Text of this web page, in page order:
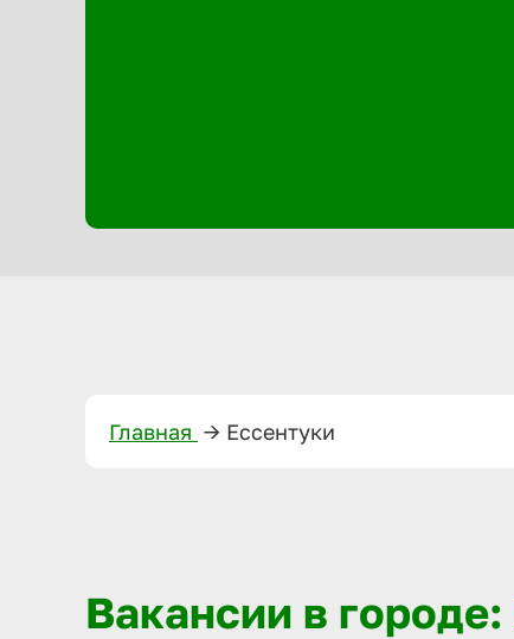
Главная —> Ессентуки
Вакансии в